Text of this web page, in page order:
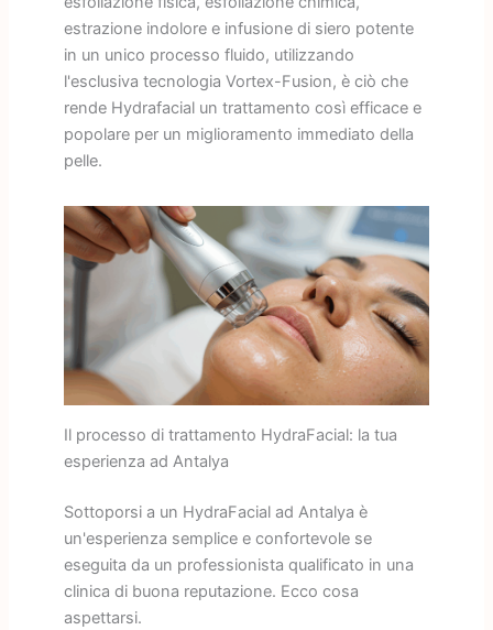
estrazione indolore e infusione di siero potente
in un unico processo fluido, utilizzando
l'esclusiva tecnologia Vortex-Fusion, è ciò che
rende Hydrafacial un trattamento così efficace e
popolare per un miglioramento immediato della
pelle.
Il processo di trattamento HydraFacial: la tua
esperienza ad Antalya
Sottoporsi a un HydraFacial ad Antalya è
un'esperienza semplice e confortevole se
eseguita da un professionista qualificato in una
clinica di buona reputazione. Ecco cosa
aspettarsi.